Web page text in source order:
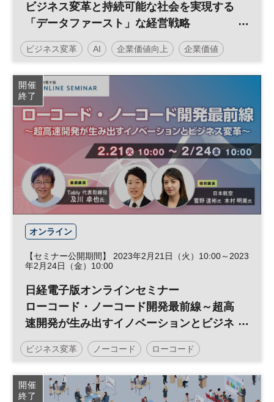
ビジネス変革と持続可能な社会を実現する
「データファースト」な経営戦略
～データの価値を高めるAI活用とは～
ビジネス変革 AI 企業価値向上 企業価値
人工知能 経営戦略 データ
日経オンラインセミナー
開催
終了
オンライン
【セミナー公開期間】 2023年2月21日（火）10:00～2023
年2月24日（金）10:00
日経電子版オンラインセミナー
ローコード・ノーコード開発最前線～超高
速開発が生み出すイノベーションとビジネ
ス変革～
ビジネス変革 ノーコード ローコード
イノベーション DX
日経オンラインセミナー
開催
終了